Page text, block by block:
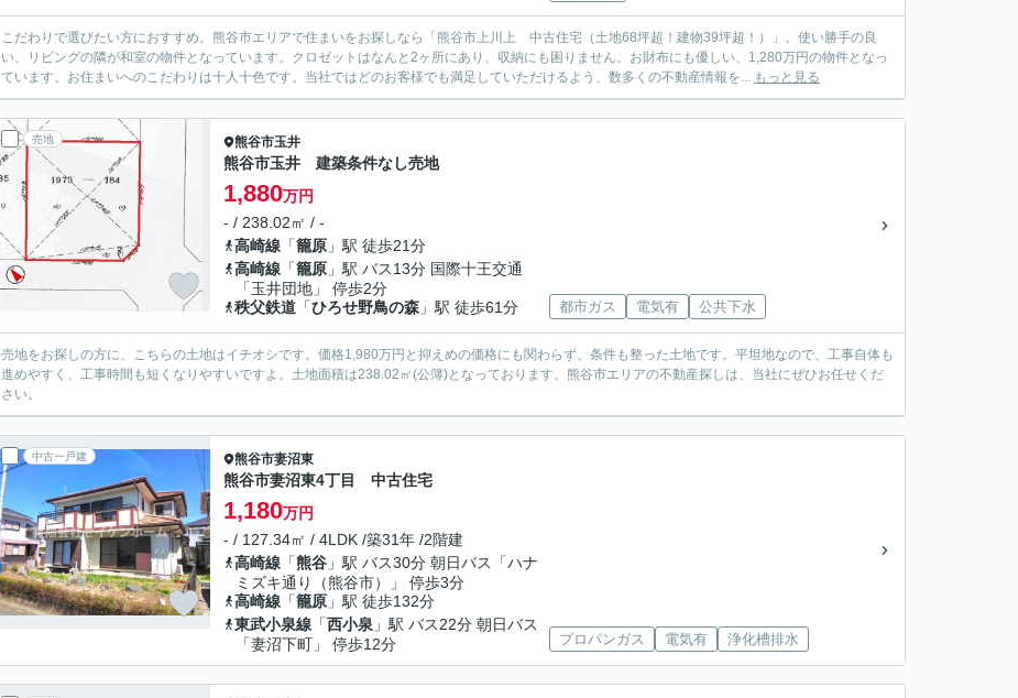
こだわりで選びたい方におすすめ。熊谷市エリアで住まいをお探しなら「熊谷市上川上 中古住宅（土地68坪超！建物39坪超！）」。使い勝手の良
い、リビングの隣が和室の物件となっています。クロゼットはなんと2ヶ所にあり、収納にも困りません。お財布にも優しい、1,280万円の物件となっ
ています。お住まいへのこだわりは十人十色です。当社ではどのお客様でも満足していただけるよう、数多くの不動産情報を... もっと見る
売地 熊谷市玉井
熊谷市玉井 建築条件なし売地
1,880万円
- / 238.02㎡ / -
高崎線 「籠原 」駅 徒歩21分
高崎線 「籠原 」駅 バス13分 国際十王交通
「玉井団地」 停歩2分
秩父鉄道 「ひろせ野鳥の森 」駅 徒歩61分 都市ガス 電気有 公共下水
売地をお探しの方に、こちらの土地はイチオシです。価格1,980万円と抑えめの価格にも関わらず、条件も整った土地です。平坦地なので、工事自体も
進めやすく、工事時間も短くなりやすいですよ。土地面積は238.02㎡(公簿)となっております。熊谷市エリアの不動産探しは、当社にぜひお任せくだ
さい。
中古一戸建 熊谷市妻沼東
熊谷市妻沼東4丁目 中古住宅
1,180万円
- / 127.34㎡ / 4LDK /築31年 /2階建
高崎線 「熊谷 」駅 バス30分 朝日バス「ハナ
ミズキ通り（熊谷市）」 停歩3分
高崎線 「籠原 」駅 徒歩132分
東武小泉線 「西小泉 」駅 バス22分 朝日バス
「妻沼下町」 停歩12分
プロパンガス 電気有 浄化槽排水